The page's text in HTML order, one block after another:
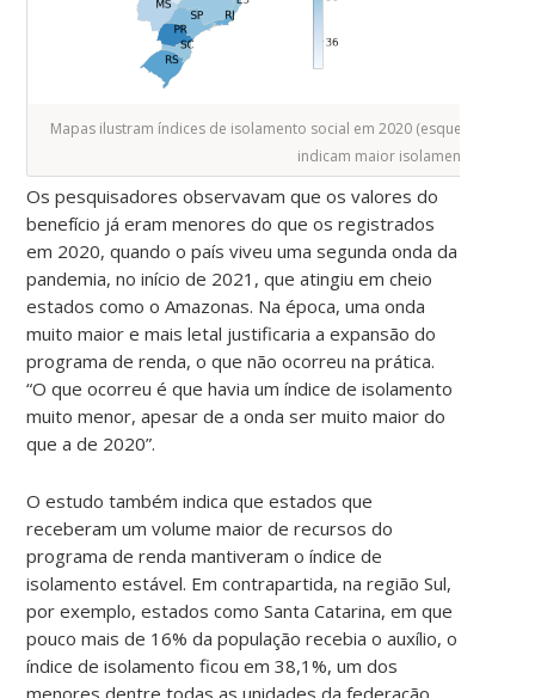
Mapas ilustram índices de isolamento social em 2020 (esquerda) e
indicam maior isolamento
Os pesquisadores observavam que os valores do
benefício já eram menores do que os registrados
em 2020, quando o país viveu uma segunda onda da
pandemia, no início de 2021, que atingiu em cheio
estados como o Amazonas. Na época, uma onda
muito maior e mais letal justificaria a expansão do
programa de renda, o que não ocorreu na prática.
“O que ocorreu é que havia um índice de isolamento
muito menor, apesar de a onda ser muito maior do
que a de 2020”.
O estudo também indica que estados que
receberam um volume maior de recursos do
programa de renda mantiveram o índice de
isolamento estável. Em contrapartida, na região Sul,
por exemplo, estados como Santa Catarina, em que
pouco mais de 16% da população recebia o auxílio, o
índice de isolamento ficou em 38,1%, um dos
menores dentre todas as unidades da federação.